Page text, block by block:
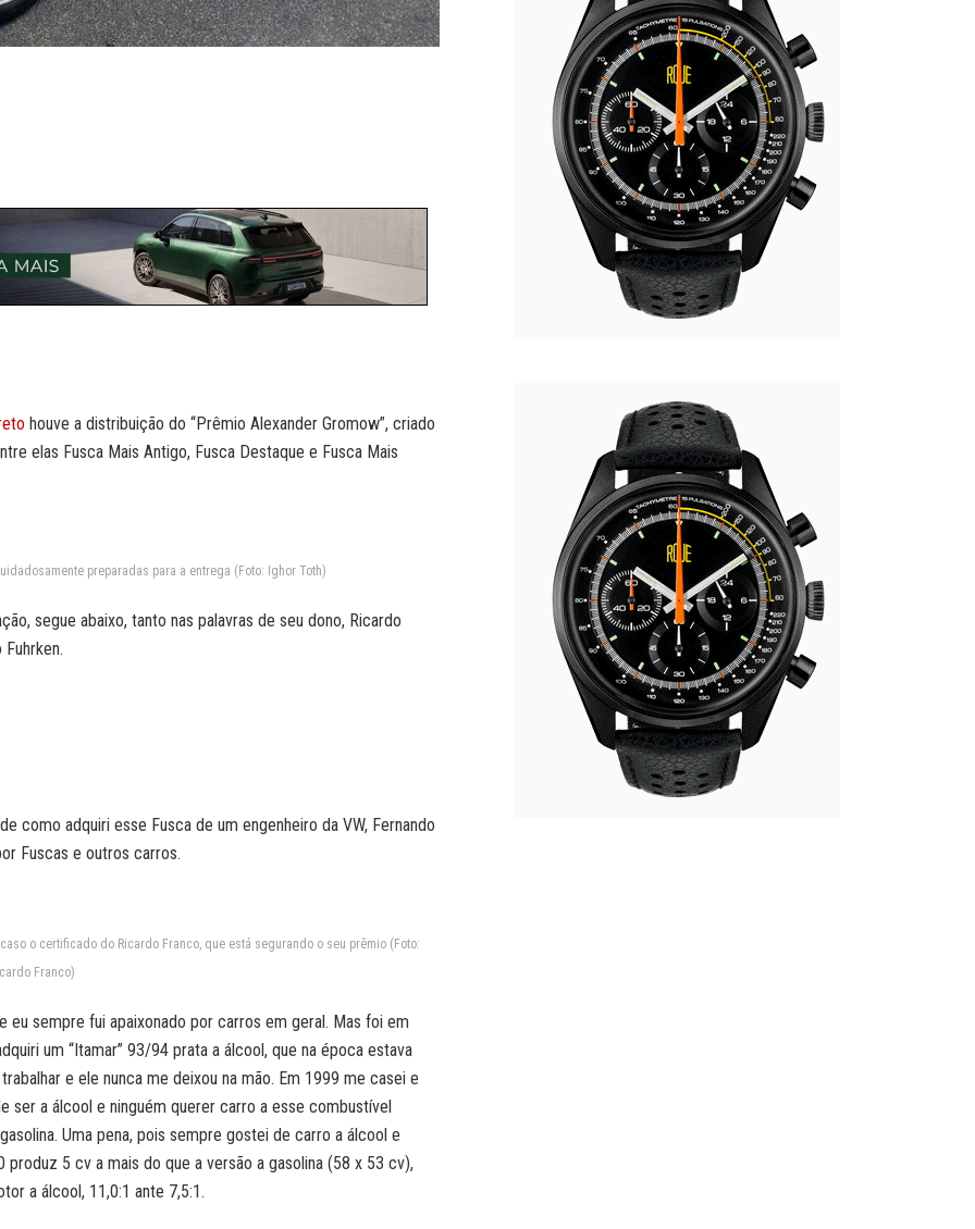
houve a distribuição do “Prêmio Alexander Gromow”, criado
elas Fusca Mais Antigo, Fusca Destaque e Fusca Mais
preparadas para a entrega (Foto: Ighor Toth)
segue abaixo, tanto nas palavras de seu dono, Ricardo
como adquiri esse Fusca de um engenheiro da VW, Fernando
Fuscas e outros carros.
o certificado do Ricardo Franco, que está segurando o seu prêmio (Foto:
Franco)
eu sempre fui apaixonado por carros em geral. Mas foi em
um “Itamar” 93/94 prata a álcool, que na época estava
e ele nunca me deixou na mão. Em 1999 me casei e
a álcool e ninguém querer carro a esse combustível
Uma pena, pois sempre gostei de carro a álcool e
5 cv a mais do que a versão a gasolina (58 x 53 cv),
a álcool, 11,0:1 ante 7,5:1.